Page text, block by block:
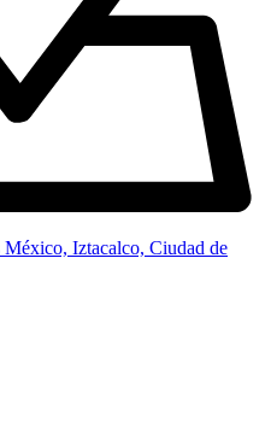
Iztacalco, Ciudad de